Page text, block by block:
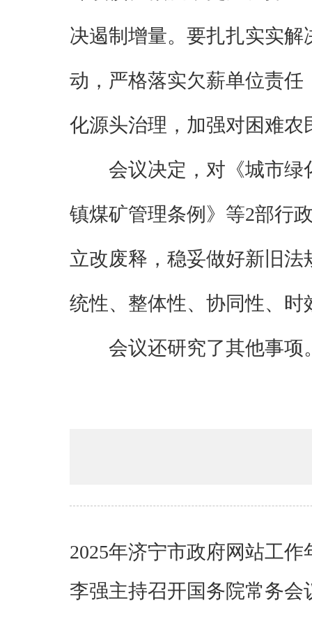
决遏制增量。要扎扎实实
动，严格落实欠薪单位责
化源头治理，加强对困难
会议决定，对《城市绿
镇煤矿管理条例》等2部行
立改废释，稳妥做好新旧
统性、整体性、协同性、
会议还研究了其他事项
2025年济宁市政府网站工作
李强主持召开国务院常务会